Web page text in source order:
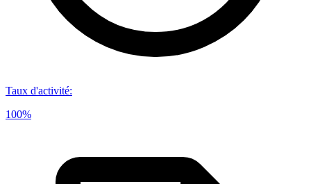
Taux d'activité:
100%